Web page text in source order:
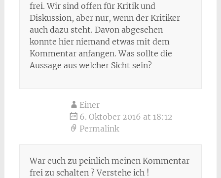
frei. Wir sind offen für Kritik und
Diskussion, aber nur, wenn der Kritiker
auch dazu steht. Davon abgesehen
konnte hier niemand etwas mit dem
Kommentar anfangen. Was sollte die
Aussage aus welcher Sicht sein?
Einer
6. Oktober 2016 at 18:12
Permalink
War euch zu peinlich meinen Kommentar
frei zu schalten ? Verstehe ich !